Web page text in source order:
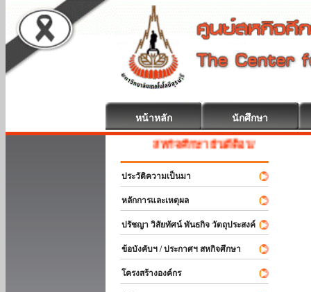
หน้าหลัก นักศึกษา
สหกิจศึกษา ยินดีต้อนรับ
ประวัติความเป็นมา
หลักการและเหตุผล
ปรัชญา วิสัยทัศน์ พันธกิจ วัตถุประสงค์
ข้อบังคับฯ / ประกาศฯ สหกิจศึกษา
โครงสร้างองค์กร